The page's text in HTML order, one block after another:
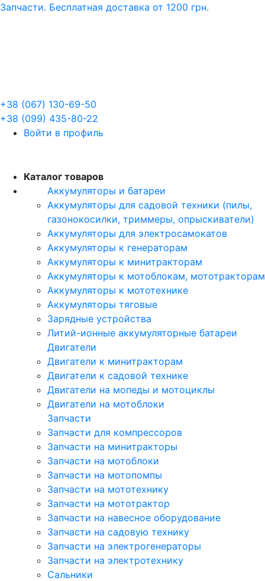
Запчасти. Бесплатная доставка от 1200 грн.
+38 (067) 130-69-50
+38 (099) 435-80-22
Войти в профиль
Каталог товаров
Аккумуляторы и батареи
Аккумуляторы для садовой техники (пилы,
газонокосилки, триммеры, опрыскиватели)
Аккумуляторы для электросамокатов
Аккумуляторы к генераторам
Аккумуляторы к минитракторам
Аккумуляторы к мотоблокам, мототракторам
Аккумуляторы к мототехнике
Аккумуляторы тяговые
Зарядные устройства
Литий-ионные аккумуляторные батареи
Двигатели
Двигатели к минитракторам
Двигатели к садовой технике
Двигатели на мопеды и мотоциклы
Двигатели на мотоблоки
Запчасти
Запчасти для компрессоров
Запчасти на минитракторы
Запчасти на мотоблоки
Запчасти на мотопомпы
Запчасти на мототехнику
Запчасти на мототрактор
Запчасти на навесное оборудование
Запчасти на садовую технику
Запчасти на электрогенераторы
Запчасти на электротехнику
Сальники